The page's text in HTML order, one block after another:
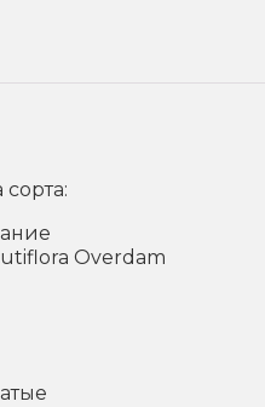
Overdam